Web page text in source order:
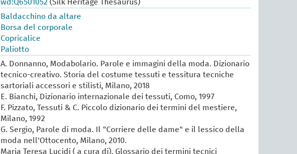
wd:Q6501052 (Silk Heritage Thesaurus)
Baldacchino da altare
Borsa del corporale
Copricalice
Paliotto
A. Donnanno, Modabolario. Parole e immagini della moda. Dizionario
tecnico-creativo. Storia del costume tessuti e tessitura tecniche
sartoriali accessori e stilisti, Milano, 2018
E. Bianchi, Dizionario internazionale dei tessuti, Como, 1997
F. Pizzato, Tessuti & C. Piccolo dizionario dei termini del mestiere,
Milano, 1992
G. Sergio, Parole di moda. Il "Corriere delle dame" e il lessico della
moda nell'Ottocento, Milano, 2010.
Maria Teresa Lucidi ( a cura di), Glossario dei termini tecnici